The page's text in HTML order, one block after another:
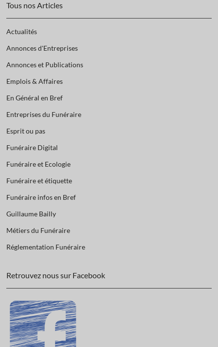
Tous nos Articles
Actualités
Annonces d'Entreprises
Annonces et Publications
Emplois & Affaires
En Général en Bref
Entreprises du Funéraire
Esprit ou pas
Funéraire Digital
Funéraire et Ecologie
Funéraire et étiquette
Funéraire infos en Bref
Guillaume Bailly
Métiers du Funéraire
Réglementation Funéraire
Retrouvez nous sur Facebook